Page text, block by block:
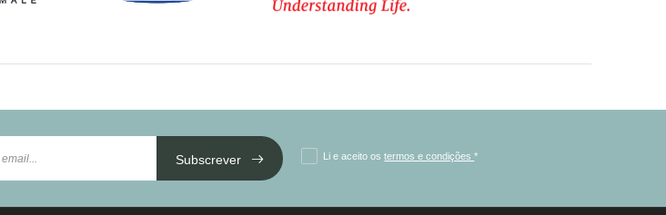
Subscrever Li e aceito ostermos e condições*